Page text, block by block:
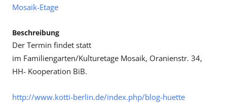
Mosaik-Etage
Beschreibung
Der Termin findet statt
im Familiengarten/Kulturetage Mosaik, Oranienstr. 34,
HH- Kooperation BiB.
http://www.kotti-berlin.de/index.php/blog-huette